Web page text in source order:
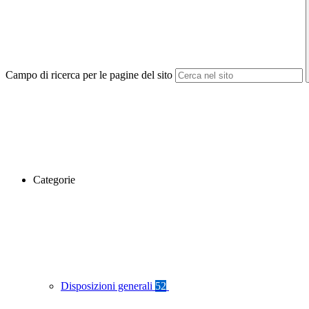
Campo di ricerca per le pagine del sito
Categorie
Disposizioni generali 52